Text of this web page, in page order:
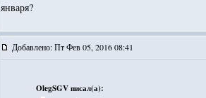
января?
Добавлено: Пт Фев 05, 2016 08:41
OlegSGV писал(а):